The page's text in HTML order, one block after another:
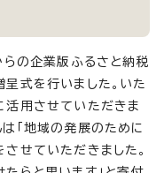
の企業版ふるさと納税
式を行いました。いた
活用させていただきま
「地域の発展のために
せていただきました。